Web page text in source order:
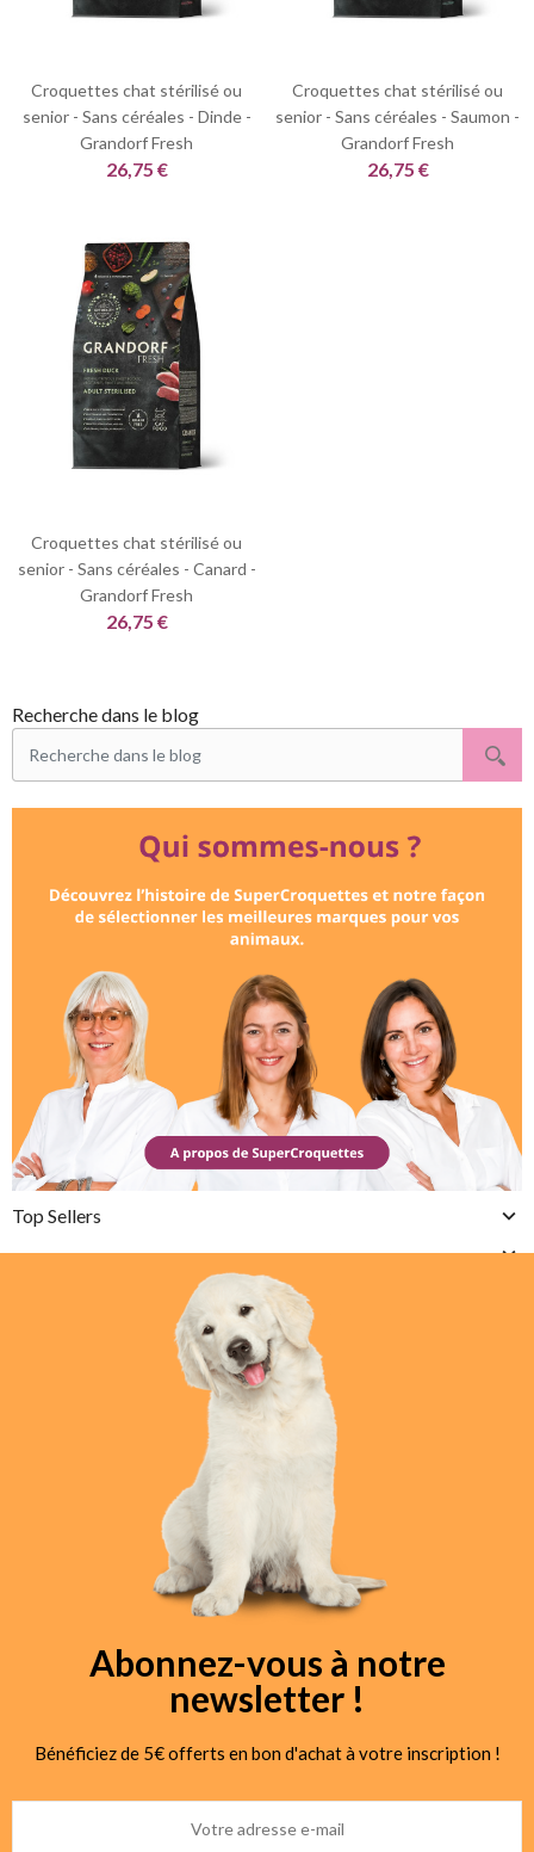
Recherche dans le blog
Top Sellers
Croquettes chat stérilisé ou
senior - Sans céréales - Dinde -
Grandorf Fresh
26,75 €
Croquettes chat stérilisé ou
senior - Sans céréales - Saumon -
Grandorf Fresh
26,75 €
Croquettes chat stérilisé ou
senior - Sans céréales - Canard -
Grandorf Fresh
26,75 €
Abonnez-vous à notre
newsletter !
Bénéficiez de 5€ offerts en bon d'achat à votre inscription !